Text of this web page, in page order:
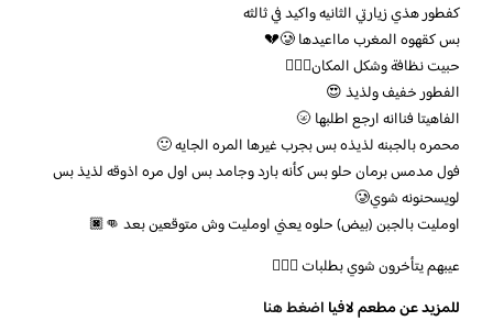
كفطور هذي زيارتي الثانيه واكيد في ثالثه
بس كقهوه المغرب مااعيدها 🥲💔
حبيت نظافة وشكل المكان👍🏻💕
الفطور خفيف ولذيذ 😍
الفاهيتا فناانه ارجع اطلبها 🌝
محمره بالجبنه لذيذه بس بجرب غيرها المره الجايه 🙂
فول مدمس برمان حلو بس كأنه بارد وجامد بس اول مره اذوقه لذيذ بس
لويسحنونه شوي🥲
اومليت بالجبن (بيض) حلوه يعني اومليت وش متوقعين بعد 👊🏿
عيبهم يتأخرون شوي بطلبات 🏃🏻‍♀️
للمزيد عن مطعم لافيا اضغط هنا